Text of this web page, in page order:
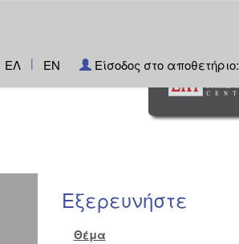
ΕΛ | EN Είσοδος στο αποθετήριο:
Εξερευνήστε
Θέμα